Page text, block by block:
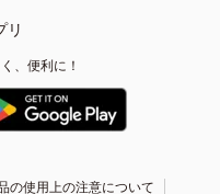
リ
、便利に！
の使用上の注意について